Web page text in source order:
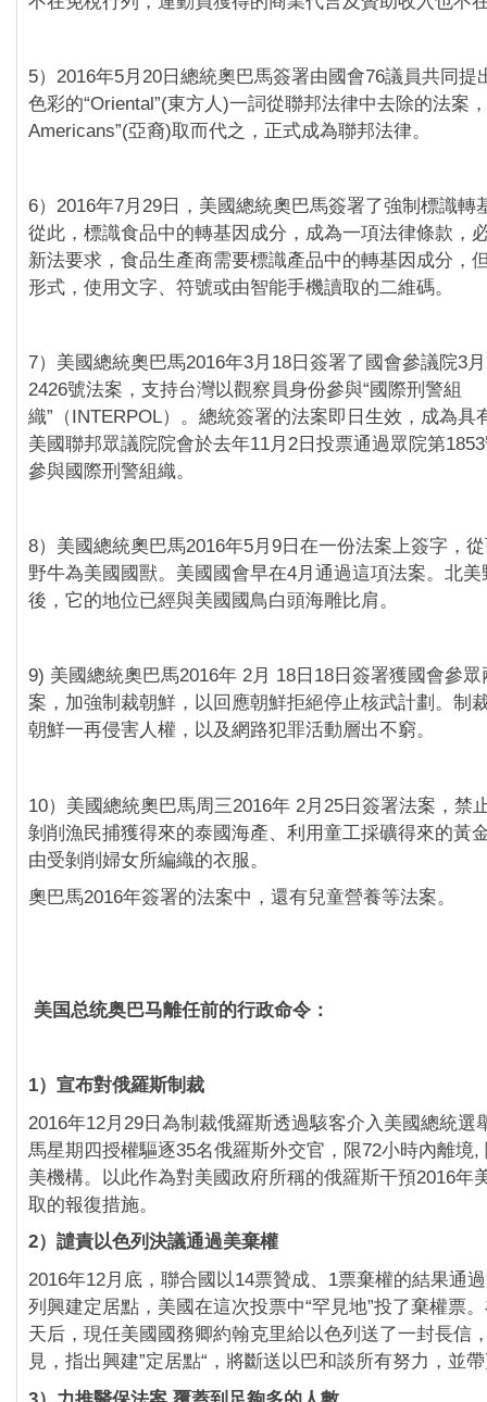
5）2016年5月20日總統奧巴馬簽署由國會76議員共同提
色彩的“Oriental”(東方人)一詞從聯邦法律中去除的法案
Americans”(亞裔)取而代之，正式成為聯邦法律。
6）2016年7月29日，美國總統奧巴馬簽署了強制標識轉
從此，標識食品中的轉基因成分，成為一項法律條款，
新法要求，食品生產商需要標識產品中的轉基因成分，
形式，使用文字、符號或由智能手機讀取的二維碼。
7）美國總統奧巴馬2016年3月18日簽署了國會參議院3
2426號法案，支持台灣以觀察員身份參與“國際刑警組
織”（INTERPOL）。總統簽署的法案即日生效，成為具
美國聯邦眾議院院會於去年11月2日投票通過眾院第
參與國際刑警組織。
8）美國總統奧巴馬2016年5月9日在一份法案上簽字，
野牛為美國國獸。美國國會早在4月通過這項法案。北
後，它的地位已經與美國國鳥白頭海雕比肩。
9) 美國總統奧巴馬2016年 2月 18日18日簽署獲國會參
案，加強制裁朝鮮，以回應朝鮮拒絕停止核武計劃。制
朝鮮一再侵害人權，以及網路犯罪活動層出不窮。
10）美國總統奧巴馬周三2016年 2月25日簽署法案，禁
剝削漁民捕獲得來的泰國海產、利用童工採礦得來的黃
由受剝削婦女所編織的衣服。
奧巴馬2016年簽署的法案中，還有兒童營養等法案。
美国总统奥巴马離任前的行政命令：
1）宣布對俄羅斯制裁
2016年12月29日為制裁俄羅斯透過駭客介入美國總統選
馬星期四授權驅逐35名俄羅斯外交官，限72小時內離境,
美機構。以此作為對美國政府所稱的俄羅斯干預2016年
取的報復措施。
2）譴責以色列決議通過美棄權
2016年12月底，聯合國以14票贊成、1票棄權的結果通
列興建定居點，美國在這次投票中“罕見地”投了棄權票
天后，現任美國國務卿約翰克里給以色列送了一封長信
見，指出興建”定居點“，將斷送以巴和談所有努力，並